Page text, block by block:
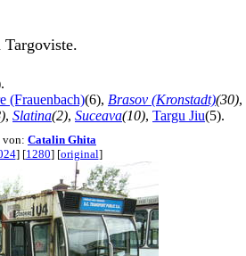
(Frauenbach)(6), Brasov (Kronstadt)(30),
, Slatina(2), Suceava(10), Targu Jiu(5).
von: Catalin Ghita
] [1280] [original]